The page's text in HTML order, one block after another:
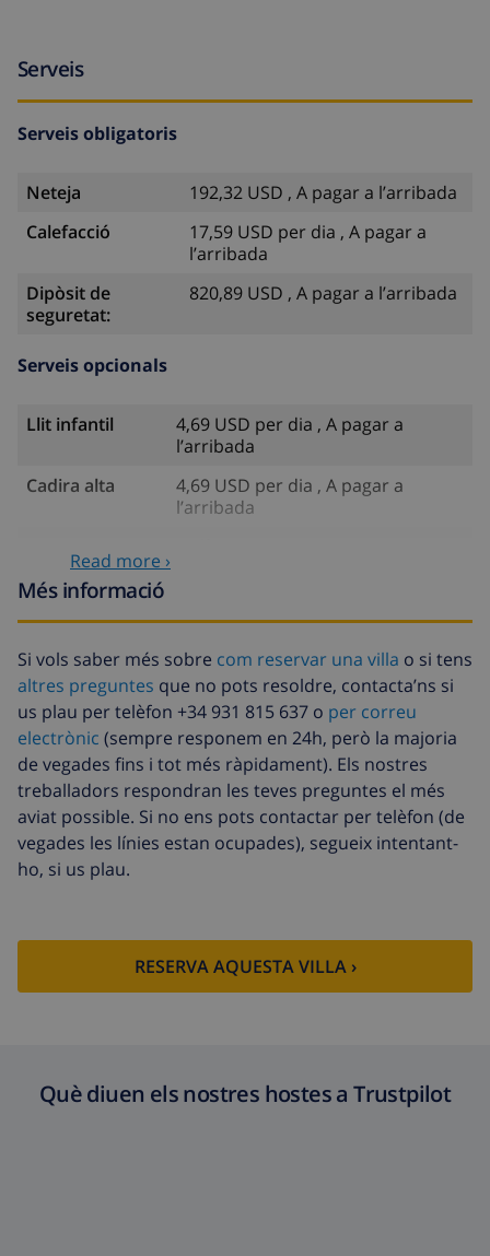
Serveis
Serveis obligatoris
Neteja
192,32 USD , A pagar a l’arribada
Calefacció
17,59 USD per dia , A pagar a
l’arribada
Dipòsit de
seguretat:
820,89 USD , A pagar a l’arribada
Serveis opcionals
Llit infantil
4,69 USD per dia , A pagar a
l’arribada
Cadira alta
4,69 USD per dia , A pagar a
l’arribada
Animals de
Arribada amb
retard
58,64 USD , A pagar a l’arribada
Llit extra
14,07 USD per dia , A pagar a
l’arribada
Llençols i
tovalloles
Inclòs per persona
Llenca extra
17,59 USD per persona , A pagar a
l’arribada
Neteja extra
Basat en el consum d’energia
Read more ›
Més informació
Si vols saber més sobre com reservar una villa o si tens
altres preguntes que no pots resoldre, contacta’ns si
us plau per telèfon +34 931 815 637 o per correu
electrònic (sempre responem en 24h, però la majoria
de vegades fins i tot més ràpidament). Els nostres
treballadors respondran les teves preguntes el més
aviat possible. Si no ens pots contactar per telèfon (de
vegades les línies estan ocupades), segueix intentant-
ho, si us plau.
RESERVA AQUESTA VILLA ›
Què diuen els nostres hostes a Trustpilot